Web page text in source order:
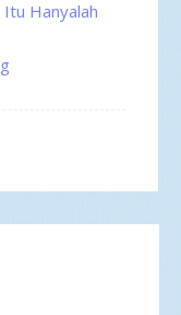
Hanyalah